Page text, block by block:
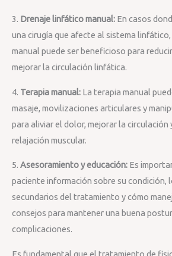
3. Drenaje linfático manual: En casos
una cirugía que afecte al sistema
manual puede ser beneficioso para
mejorar la circulación linfática.
4. Terapia manual: La terapia manual
masaje, movilizaciones articulares y
para aliviar el dolor, mejorar la circulación
relajación muscular.
5. Asesoramiento y educación: Es
paciente información sobre su condición,
secundarios del tratamiento y cómo
consejos para mantener una buena
complicaciones.
Es fundamental que el tratamiento de